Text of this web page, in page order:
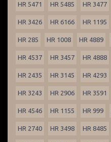
HR 5471 HR 5485 HR 3477
HR 3426 HR 6166 HR 1195
HR 285 HR 1008 HR 4889
HR 4537 HR 3457 HR 4888
HR 2435 HR 3145 HR 4293
HR 3243 HR 2906 HR 3591
HR 4546 HR 1155 HR 999
HR 2740 HR 3498 HR 8485